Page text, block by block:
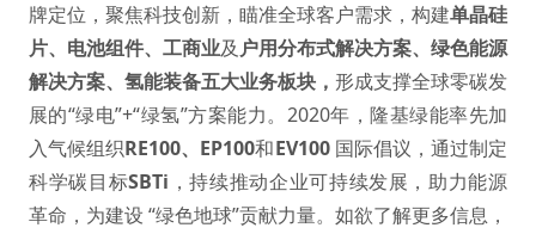
牌定位，聚焦科技创新，瞄准全球客户需求，构建单晶硅
片、 电池组件、 工商业及 户用分布式解决方案、 绿色能源
解决方案、 氢能装备五大业务板块， 形成支撑全球零碳发
展的“绿电”+“绿氢”方案能力。2020年，隆基绿能率先加
入气候组织RE100、 EP100和EV100 国际倡议，通过制定
科学碳目标SBTi ，持续推动企业可持续发展，助力能源
革命，为建设 “绿色地球”贡献力量。如欲了解更多信息，